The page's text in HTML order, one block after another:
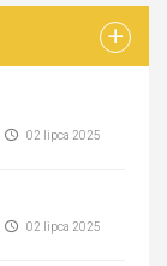
02 lipca 2025
02 lipca 2025